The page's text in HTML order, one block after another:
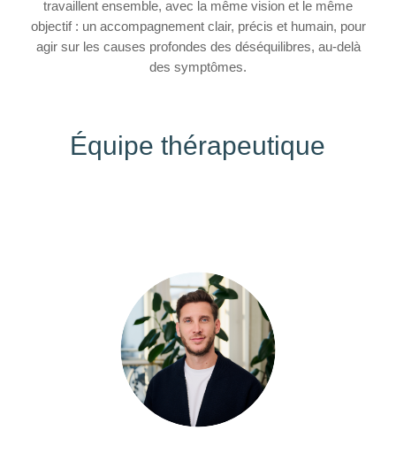
travaillent ensemble, avec la même vision et le même
objectif : un accompagnement clair, précis et humain, pour
agir sur les causes profondes des déséquilibres, au-delà
des symptômes.
Équipe thérapeutique